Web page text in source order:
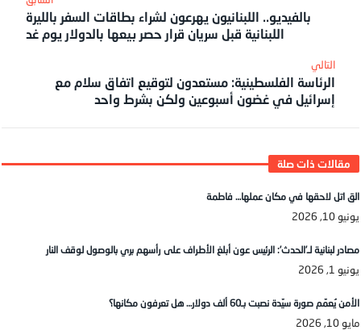
بالفيديو.. اللبنانيون يهرعون لشراء بطاقات السفر بالليرة
اللبنانية قبل سريان قرار حصر بيعها بالدولار يوم غد
‎التالي
الرئاسة الفلسطينية: مستعدون لتوقيع اتفاق سلام مع
إسرائيل في غضون أسبوعين ولكن بشرط واحد
الق اتل لاحقها في مكان عملها… فاطمة
يونيو 10, 2026
مصادر لبنانية لـ’الحدث’: الرئيس عون أبلغ الأطراف على رأسهم بري بالوصول لوقف النار
يونيو 1, 2026
الأمن يُعمّم صورة سيّدة نصبت بـ60 ألف دولار… هل تعرفون مكانها؟
مايو 10, 2026